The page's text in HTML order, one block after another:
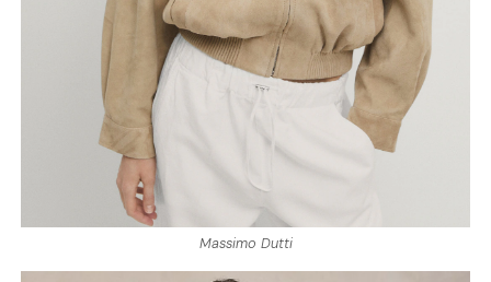
Massimo Dutti